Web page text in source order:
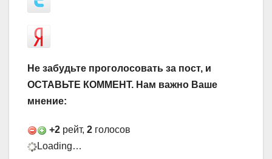
Не забудьте проголосовать за пост, и
ОСТАВЬТЕ КОММЕНТ. Нам важно Ваше
мнение:
+2 рейт, 2 голосов
Loading…